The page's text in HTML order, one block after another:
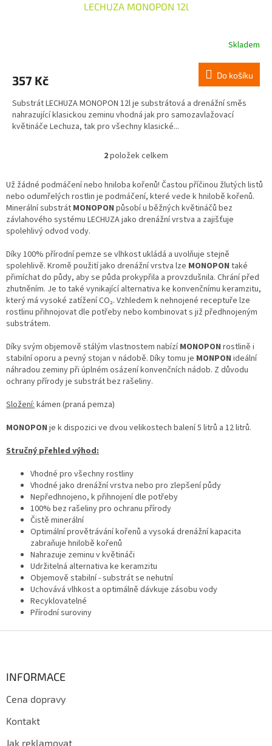
LECHUZA MONOPON 12l
Skladem
357 Kč Do košíku
Substrát LECHUZA MONOPON 12l je substrátová a drenážní směs
nahrazující klasickou zeminu vhodná jak pro samozavlažovací
květináče Lechuza, tak pro všechny klasické...
O
l
á
d
a
p
r
v
k
y
v
i
s
u
2položek celkem
Už žádné podmáčení nebo hniloba kořenů! Častou příčinou žlutých listů
nebo odumřelých rostlin je podmáčení, které vede k hnilobě kořenů.
Minerální substrát MONOPON působí u běžných květináčů bez
závlahového systému LECHUZA jako drenážní vrstva a zajišťuje
spolehlivý odvod vody.
Díky 100% přírodní pemze se vlhkost ukládá a uvolňuje stejně
spolehlivě. Kromě použití jako drenážní vrstva lze MONOPON také
přimíchat do půdy, aby se půda prokypřila a provzdušnila. Chrání před
zhutněním. Je to také vynikající alternativa ke konvenčnímu keramzitu,
který má vysoké zatížení CO₂. Vzhledem k nehnojené receptuře lze
rostlinu přihnojovat dle potřeby nebo kombinovat s již předhnojeným
substrátem.
Díky svým objemově stálým vlastnostem nabízí MONOPON rostlině i
stabilní oporu a pevný stojan v nádobě. Díky tomu je MONPON ideální
náhradou zeminy při úplném osázení konvenčních nádob. Z důvodu
ochrany přírody je substrát bez rašeliny.
Složení:kámen (praná pemza)
MONOPON je k dispozici ve dvou velikostech balení 5 litrů a 12 litrů.
Stručný přehled výhod:
Vhodné pro všechny rostliny
Vhodné jako drenážní vrstva nebo pro zlepšení půdy
Nepředhnojeno, k přihnojení dle potřeby
100% bez rašeliny pro ochranu přírody
Čistě minerální
Optimální provětrávání kořenů a vysoká drenážní kapacita
zabraňuje hnilobě kořenů
Nahrazuje zeminu v květináči
Udržitelná alternativa ke keramzitu
Objemově stabilní - substrát se nehutní
Uchovává vlhkost a optimálně dávkuje zásobu vody
Recyklovatelné
Přírodní suroviny
INFORMACE
Cena dopravy
Kontakt
Jak reklamovat